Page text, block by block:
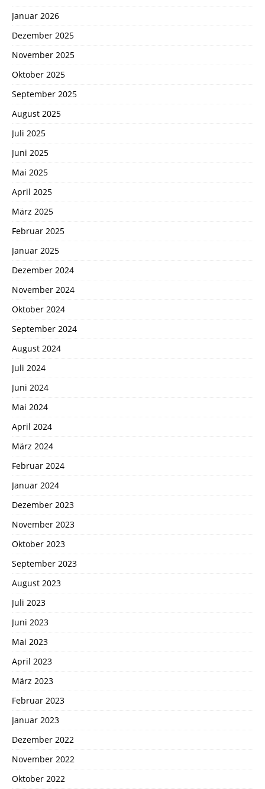
Januar 2026
Dezember 2025
November 2025
Oktober 2025
September 2025
August 2025
Juli 2025
Juni 2025
Mai 2025
April 2025
März 2025
Februar 2025
Januar 2025
Dezember 2024
November 2024
Oktober 2024
September 2024
August 2024
Juli 2024
Juni 2024
Mai 2024
April 2024
März 2024
Februar 2024
Januar 2024
Dezember 2023
November 2023
Oktober 2023
September 2023
August 2023
Juli 2023
Juni 2023
Mai 2023
April 2023
März 2023
Februar 2023
Januar 2023
Dezember 2022
November 2022
Oktober 2022